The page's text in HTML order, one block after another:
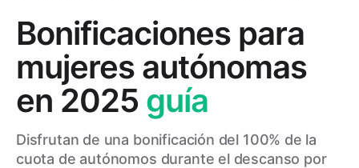
Bonificaciones para
mujeres autónomas
en 2025 guía
Disfrutan de una bonificación del 100% de la
cuota de autónomos durante el descanso por